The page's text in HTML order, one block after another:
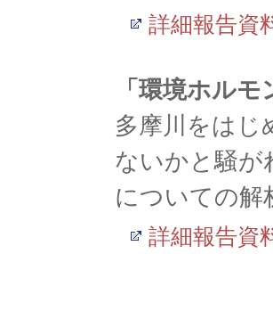
詳細報告資
「環境ホル
多摩川をはじ
ないかと騒が
についての解
詳細報告資